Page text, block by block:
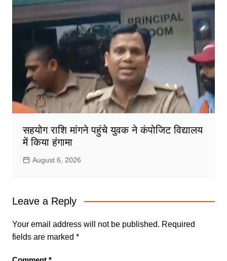
सहयोग राशि मांगने पहुंचे युवक ने कंपोजिट विद्यालय
में किया हंगामा
August 6, 2026
Leave a Reply
Your email address will not be published. Required
fields are marked *